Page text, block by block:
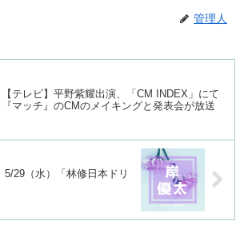
管理人
【テレビ】平野紫耀出演、「CM INDEX」にて
『マッチ』のCMのメイキングと発表会が放送
5/29（水）「林修日本ドリ